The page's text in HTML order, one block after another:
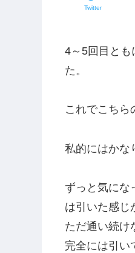
Twitter
4～5回目とも
た。
これでこちら
私的にはかな
ずっと気にな
は引いた感じ
ただ通い続け
完全には引い